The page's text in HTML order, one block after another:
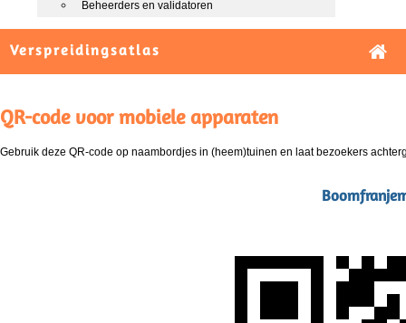
Beheerders en validatoren
Verspreidingsatlas
QR-code voor mobiele apparaten
Gebruik deze QR-code op naambordjes in (heem)tuinen en laat bezoekers